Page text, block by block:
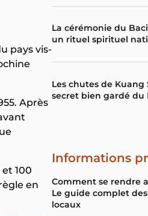
pays vis-
Après
et 100
en
La cérémonie du
un rituel spirituel
Les chutes de Kuang
secret bien gardé du
Informations
Comment se rendre
Le guide complet
locaux